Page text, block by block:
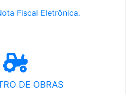
Fiscal Eletrônica.
DE OBRAS